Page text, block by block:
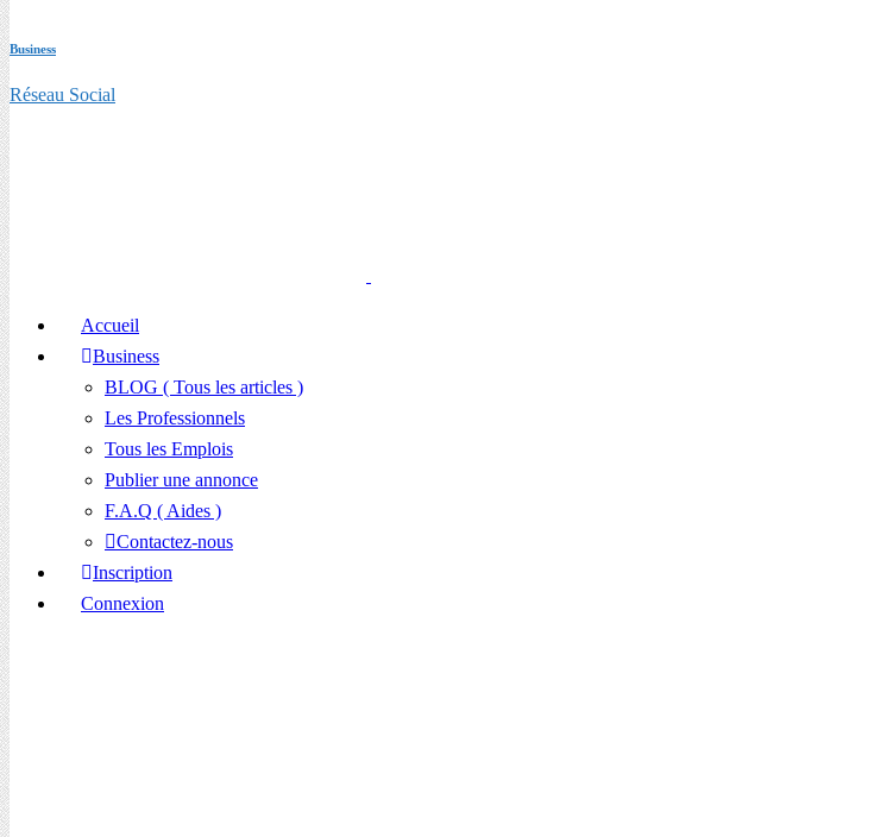
Business
Réseau Social
Accueil
Business
BLOG ( Tous les articles )
Les Professionnels
Tous les Emplois
Publier une annonce
F.A.Q ( Aides )
Contactez-nous
Inscription
Connexion